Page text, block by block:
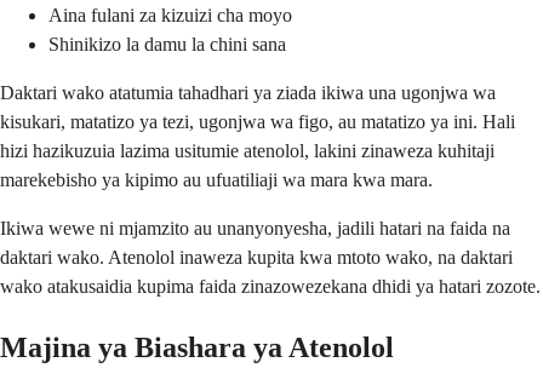
Aina fulani za kizuizi cha moyo
Shinikizo la damu la chini sana
Daktari wako atatumia tahadhari ya ziada ikiwa una ugonjwa wa
kisukari, matatizo ya tezi, ugonjwa wa figo, au matatizo ya ini. Hali
hizi hazikuzuia lazima usitumie atenolol, lakini zinaweza kuhitaji
marekebisho ya kipimo au ufuatiliaji wa mara kwa mara.
Ikiwa wewe ni mjamzito au unanyonyesha, jadili hatari na faida na
daktari wako. Atenolol inaweza kupita kwa mtoto wako, na daktari
wako atakusaidia kupima faida zinazowezekana dhidi ya hatari zozote.
Majina ya Biashara ya Atenolol